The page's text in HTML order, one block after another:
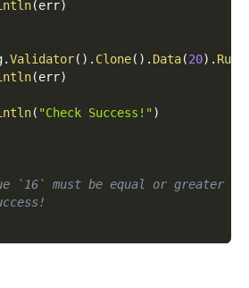
(err)
.Validator( ) . Clone( ) . Data(20) . Run
(err)
( "Check Success!")
`16` must be equal or greater